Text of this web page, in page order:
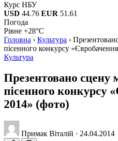
Курс НБУ
USD 44.76 EUR 51.61
Погода
Рівне +28°C
Головна › Культура ›
пісенного конкурсу
Культура
Презентовано сцену
пісенного конкурсу
2014» (фото)
Примак Віталій · 24.04.2014